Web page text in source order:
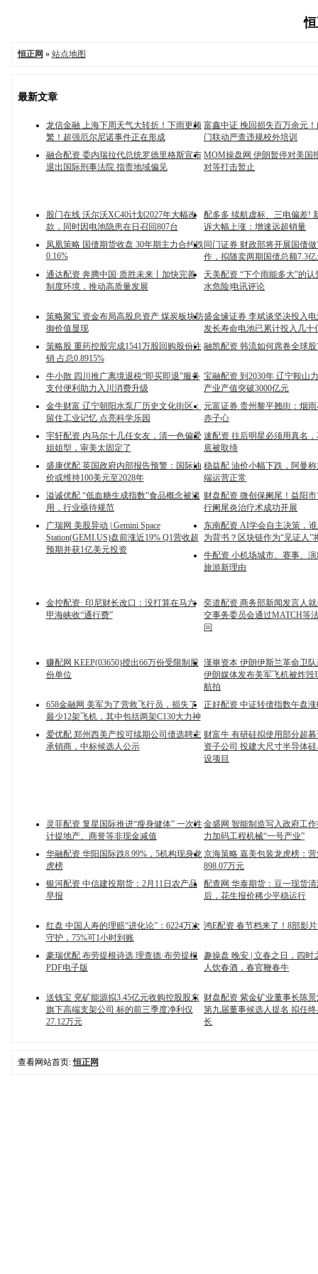
恒正网 » 站点地图
最新文章
龙信金融 上海下周天气大转折！下雨更频
繁！超强厄尔尼诺事件正在形成
富鑫中证 挽回损失百万余元
门联动严查违规校外培训
融合配资 委内瑞拉代总统罗德里格斯宣布
退出国际刑事法院 指责地域偏见
MOM操盘网 伊朗暂停对美国
对等打击暂止
股门在线 沃尔沃XC40计划2027年大幅改
款，同时因电池隐患在日召回807台
配多多 续航虚标、三电偏差!
诉大幅上涨：增速远超销量
凤凰策略 国债期货收盘 30年期主力合约跌
0.16%
同门证券 财政部将开展国债
作，拟随卖两期国债总额7.3
通达配资 奔腾中国·质胜未来丨加快完善
制度环境，推动高质量发展
天美配资 “下个雨能多大”的
水危险|电讯评论
策略聚宝 资金布局高股息资产 煤炭板块防
御价值显现
盛金缘证券 李斌谈坚决投入
发长寿命电池已累计投入几十
策略股 重药控股完成1541万股回购股份注
销 占总0.8915%
融凯配资 韩流如何席卷全球股
牛小散 四川推广离境退税“即买即退”服务
支付便利助力入川消费升级
宝融配资 到2030年 辽宁鞍山
产业产值突破3000亿元
金牛财富 辽宁朝阳水泵厂历史文化街区：
留住工业记忆 点亮科学乐园
元富证券 贵州黎平翘街：烟
赤子心
宇轩配资 内马尔十几任女友，清一色偏爱
姐姐型，审美太固定了
速配资 往后明星必须用真名
底被取缔
盛康优配 英国政府内部报告预警：国际油
价或维持100美元至2028年
稳益配 油价小幅下跌，阿曼
端运营正常
溢诚优配 “低血糖生成指数”食品概念被滥
用，行业亟待规范
财盘配资 微创保阑尾！益阳
行阑尾炎治疗术成功开展
广瑞网 美股异动 | Gemini Space
Station(GEMI.US)盘前涨近19% Q1营收超
预期并获1亿美元投资
东南配资 AI学会自主决策，
为背书？区块链作为“见证人”
牛配资 小机场城市、赛事、
旅游新理由
金控配资· 印尼财长改口：没打算在马六
甲海峡收“通行费”
奕道配资 商务部新闻发言人
交事务委员会通过MATCH等
问
赚配网 KEEP(03650)授出66万份受限制股
份单位
漢崋资本 伊朗伊斯兰革命卫
伊朗媒体发布美军飞机被炸毁
航拍
658金融网 美军为了营救飞行员，损失了
最少12架飞机，其中包括两架C130大力神
正好配资 中证转债指数午盘涨
爱优配 郑州西美产投可续期公司债选聘主
承销商，中标候选人公示
财富牛 有研硅拟使用部分超
资子公司 投建大尺寸半导体
设项目
灵菲配资 复星国际推进“瘦身健体” 一次性
计提地产、商誉等非现金减值
金盛网 智能制造写入政府工
力加码工程机械“一号产业”
华融配资 华阳国际跌8.99%，5机构现身龙
虎榜
京海策略 嘉美包装龙虎榜：
898.07万元
银河配资 中信建投期货：2月11日农产品
早报
配查网 华泰期货：豆一现货
后，花生报价稀少平稳运行
红盘 中国人寿的理赔“进化论”：6224万次
守护，75%可1小时到账
鸿E配资 春节档来了！8部影
豪瑞优配 布劳提根诗选 理查德·布劳提根
PDF电子版
趣操盘 晚安 | 立春之日，四时
人饮春酒，春官鞭春牛
送钱宝 兖矿能源拟3.45亿元收购控股股东
旗下高端支架公司 标的前三季度净利仅
27.12万元
财盘配资 紫金矿业董事长陈
第九届董事候选人提名 拟任
长
查看网站首页:恒正网